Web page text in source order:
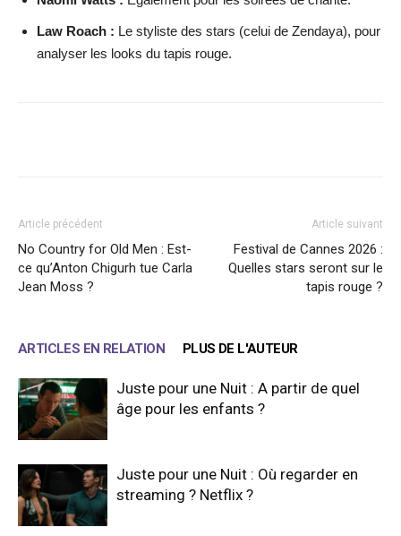
Law Roach : Le styliste des stars (celui de Zendaya), pour
analyser les looks du tapis rouge.
Article précédent
No Country for Old Men : Est-
ce qu’Anton Chigurh tue Carla
Jean Moss ?
Article suivant
Festival de Cannes 2026 :
Quelles stars seront sur le
tapis rouge ?
ARTICLES EN RELATION PLUS DE L'AUTEUR
Juste pour une Nuit : A partir de quel
âge pour les enfants ?
Juste pour une Nuit : Où regarder en
streaming ? Netflix ?